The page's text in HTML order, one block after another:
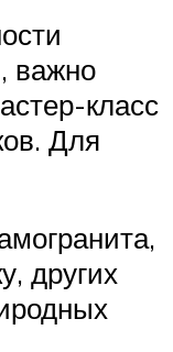
важно
класс
Для
других